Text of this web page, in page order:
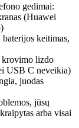
gedimai:
(Huawei
keitimas,
krovimo lizdo
USB C neveikia)
juodas
jūsų
arba visai